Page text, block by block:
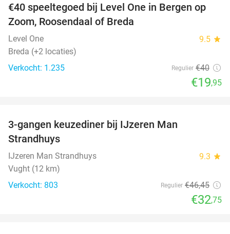
50%
€40 speeltegoed bij Level One in Bergen op
Zoom, Roosendaal of Breda
Level One 9.5 star
Breda (+2 locaties)
Verkocht: 1.235
Regulier €40
€19,95
3-gangen keuzediner bij IJzeren Man
Strandhuys
IJzeren Man Strandhuys 9.3 star
Vught (12 km)
Verkocht: 803
Regulier €46,45
€32,75